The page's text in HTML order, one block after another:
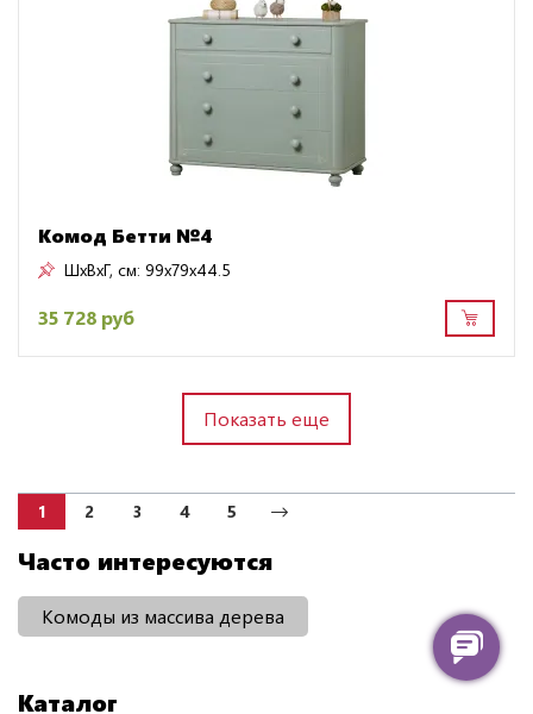
Комод Бетти №4
ШxВxГ, см: 99x79x44.5
35 728 руб
Показать еще
1 2 3 4 5
Часто интересуются
Комоды из массива дерева
Каталог